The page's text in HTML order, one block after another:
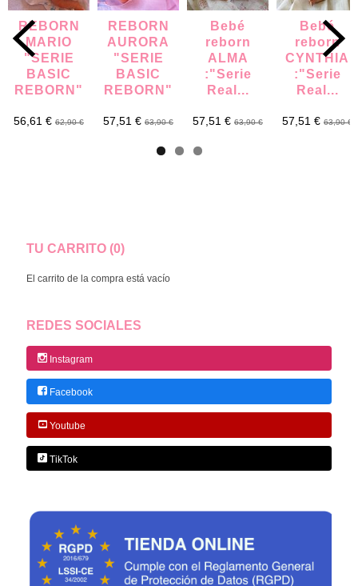
TU CARRITO (0)
El carrito de la compra está vacío
REDES SOCIALES
Instagram
Facebook
Youtube
TikTok
REBORN
MARIO
"SERIE
BASIC
REBORN"
56,61 € 62,90 €
REBORN
AURORA
"SERIE
BASIC
REBORN"
57,51 € 63,90 €
Bebé
reborn
ALMA
:"Serie
Real...
57,51 € 63,90 €
Bebé
reborn
CYNTHIA
:"Serie
Real...
57,51 € 63,90 €